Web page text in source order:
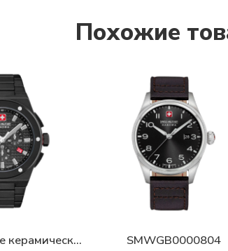
Похожие
Швейцарские керамические наручные часы Swiss Military Hanowa SMWGI0002280 с хронографом SMWGB0000804